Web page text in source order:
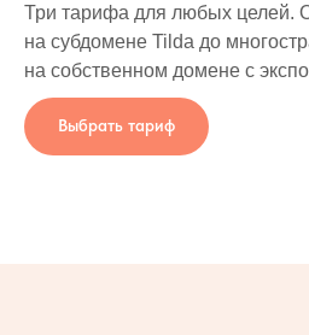
Три тарифа для любых целей.
на субдомене Tilda до
на собственном домене с
Выбрать тариф